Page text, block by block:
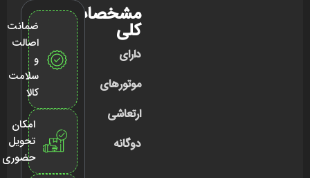
مشخصات
کلی
دارای
موتورهای
ارتعاشی
دوگانه
ضمانت
اصالت
و
سلامت
کالا
امکان
تحویل
حضوری